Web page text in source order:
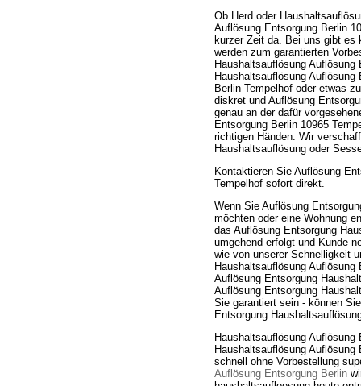
Ob Herd oder
Auflösung Entsorgung Berlin
kurzer Zeit da. Bei uns gibt es
werden zum garantierten
Haushaltsauflösung
Haushaltsauflösung
Berlin Tempelhof oder etwas
diskret und Auflösung
genau an der dafür
Entsorgung Berlin 10965
richtigen Händen. Wir
Haushaltsauflösung oder
Kontaktieren Sie Auflösung
Tempelhof sofort direkt.
Wenn Sie Auflösung
möchten oder eine Wohnung
das Auflösung Entsorgung
umgehend erfolgt und Kunde
wie von unserer Schnelligkeit
Haushaltsauflösung
Auflösung Entsorgung
Auflösung Entsorgung
Sie garantiert sein - können
Entsorgung
Haushaltsauflösung
Haushaltsauflösung
schnell ohne Vorbestellung
Auflösung Entsorgung Berlin